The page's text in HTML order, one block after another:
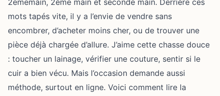
2ememain, 2ème main et seconde main. Derrière ces
mots tapés vite, il y a l’envie de vendre sans
encombrer, d’acheter moins cher, ou de trouver une
pièce déjà chargée d’allure. J’aime cette chasse douce
: toucher un lainage, vérifier une couture, sentir si le
cuir a bien vécu. Mais l’occasion demande aussi
méthode, surtout en ligne. Voici comment lire la